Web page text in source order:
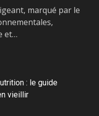
marqué par le
et…
: le guide
vieillir